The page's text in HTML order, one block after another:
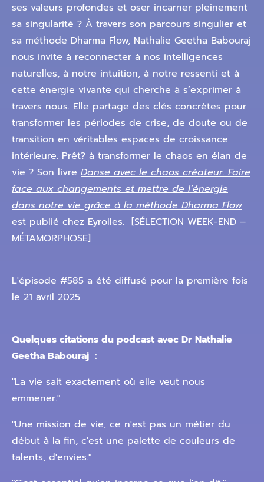
ses valeurs profondes et oser incarner pleinement
sa singularité ? À travers son parcours singulier et
sa méthode Dharma Flow, Nathalie Geetha Babouraj
nous invite à reconnecter à nos intelligences
naturelles, à notre intuition, à notre ressenti et à
cette énergie vivante qui cherche à s’exprimer à
travers nous. Elle partage des clés concrètes pour
transformer les périodes de crise, de doute ou de
transition en véritables espaces de croissance
intérieure. Prêt? à transformer le chaos en élan de
vie ? Son livre Danse avec le chaos créateur. Faire
face aux changements et mettre de l’énergie
dans notre vie grâce à la méthode Dharma Flow
est publié chez Eyrolles. [SÉLECTION WEEK-END –
MÉTAMORPHOSE]
L'épisode #585 a été diffusé pour la première fois
le 21 avril 2025
Quelques citations du podcast avec Dr Nathalie
Geetha Babouraj :
"La vie sait exactement où elle veut nous
emmener."
"Une mission de vie, ce n'est pas un métier du
début à la fin, c'est une palette de couleurs de
talents, d'envies."